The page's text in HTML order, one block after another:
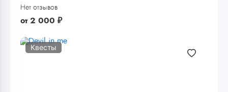
Нет отзывов
от 2 000 ₽
Квесты